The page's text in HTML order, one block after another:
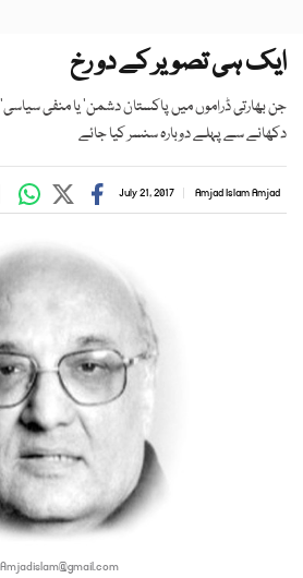
ایک ہی تصویر کے دو رخ
جن بھارتی ڈراموں میں پاکستان دشمن‘ یا منفی سیاسی‘
دکھانے سے پہلے دوبارہ سنسر کیا جائے
Amjad Islam Amjad
July 21, 2017
Amjadislam@gmail.com